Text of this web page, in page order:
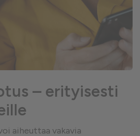
– erityisesti
aiheuttaa vakavia